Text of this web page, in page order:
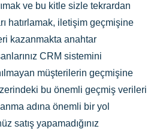
ve bu kitle sizle tekrardan
hatırlamak, iletişim geçmişine
kazanmakta anahtar
CRM sistemini
müşterilerin geçmişine
bu önemli geçmiş verileri
adına önemli bir yol
satış yapamadığınız